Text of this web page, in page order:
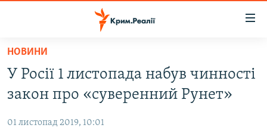
Перейти
основного
матеріалу
до
ВІДЕО ТА ФОТО
ПОЛІТИКА
НОВИНИ
У Росії 1 листопада набув чинності
закон про «суверенний Рунет»
01 листопад 2019, 10:01